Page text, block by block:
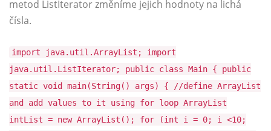
metod ListIterator změníme jejich hodnoty na lichá
čísla.
import java.util.ArrayList; import
java.util.ListIterator; public class Main { public
static void main(String() args) { //define ArrayList
and add values to it using for loop ArrayList
intList = new ArrayList(); for (int i = 0; i <10;